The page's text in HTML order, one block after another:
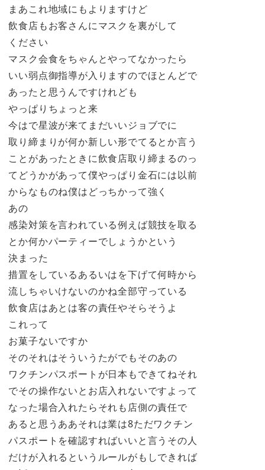
まあこれ地域にもよりますけど
飲食店もお客さんにマスクを裏がして
ください
マスク会食をちゃんとやってなかったら
いい弱点御指導が入りますのでほとんどで
あったと思うんですけれども
やっぱりちょっと来
今はで星波が来てまだいいジョブでに
取り締まりが何か新しい形でてるとか言う
ことがあったときに飲食店取り締まるのっ
てどうかがあって僕やっぱり金石には以前
からなものね僕はどっちかって強く
あの
感染対策を言われている例えば競技を取る
とか何かパーティーでしょうかという
決まった
措置をしているあるいはを下げて何時から
流しちゃいけないのかね全部守っている
飲食店はあとは客の責任やそらそうよ
これって
お菓子ないですか
そのそれはそういうたがでもそのあの
ワクチンパスポートが日本もできてねそれ
でその操作ないとお店入れないですよって
なった場合入れたらそれも店側の責任で
あると思うああそれは業は8ただワクチン
パスポートを確認すればいいと言うその人
だけが入れるというルールがもしできれば